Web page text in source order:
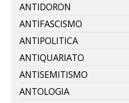
ANTIDORON
ANTIFASCISMO
ANTIPOLITICA
ANTIQUARIATO
ANTISEMITISMO
ANTOLOGIA